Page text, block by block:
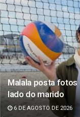
Malala posta fotos
lado do marido
6 DE AGOSTO DE 2026